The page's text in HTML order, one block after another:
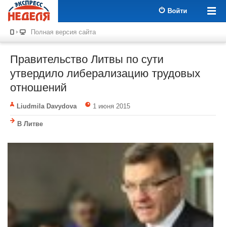
Войти
Полная версия сайта
Правительство Литвы по сути
утвердило либерализацию трудовых
отношений
Liudmila Davydova 1 июня 2015
В Литве